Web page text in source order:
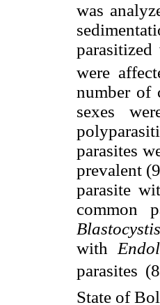
was
were
number of
sexes
parasites
prevalent
parasite
common
with
parasites
State of